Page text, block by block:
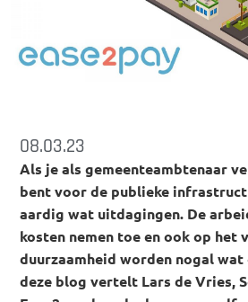
08.03.23
Als je als gemeenteambtenaar
bent voor de publieke
aardig wat uitdagingen. De
kosten nemen toe en ook op het
duurzaamheid worden nogal wat
deze blog vertelt Lars de Vries,